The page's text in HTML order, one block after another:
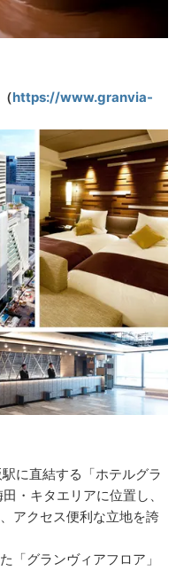
https://www.granvia-
に直結する「ホテルグラ
・キタエリアに位置し、
アクセス便利な立地を誇
「グランヴィアフロア」